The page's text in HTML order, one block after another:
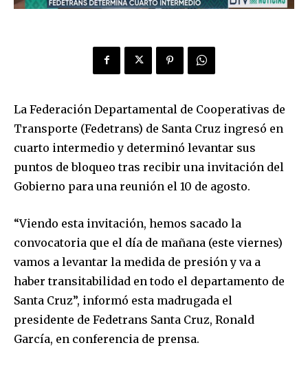
La Federación Departamental de Cooperativas de
Transporte (Fedetrans) de Santa Cruz ingresó en
cuarto intermedio y determinó levantar sus
puntos de bloqueo tras recibir una invitación del
Gobierno para una reunión el 10 de agosto.
“Viendo esta invitación, hemos sacado la
convocatoria que el día de mañana (este viernes)
vamos a levantar la medida de presión y va a
haber transitabilidad en todo el departamento de
Santa Cruz”, informó esta madrugada el
presidente de Fedetrans Santa Cruz, Ronald
García, en conferencia de prensa.